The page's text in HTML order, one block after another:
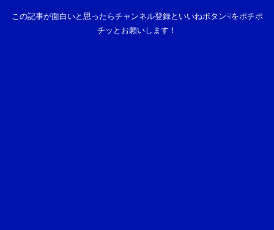
この記事が面白いと思ったらチャンネル登録といいねボタン☟をポチポ
チッとお願いします！